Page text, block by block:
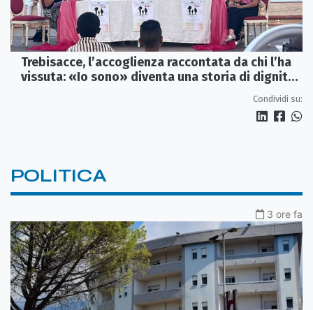
Trebisacce, l’accoglienza raccontata da chi l’ha
vissuta: «Io sono» diventa una storia di dignità
Condividi su:
POLITICA
3 ore fa